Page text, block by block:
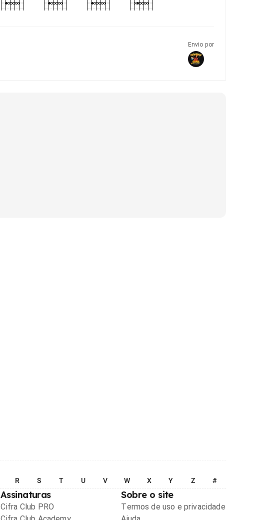
Envio por
R S T U V W X Y Z #
Assinaturas
Cifra Club PRO
Sobre o site
Termos de uso e privacidade